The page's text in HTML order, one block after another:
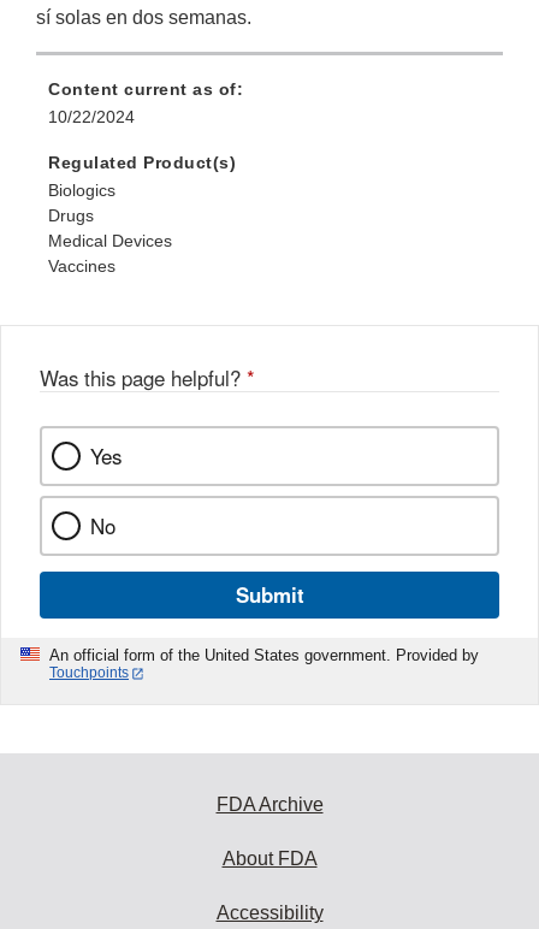
sí solas en dos semanas.
Content current as of:
10/22/2024
Regulated Product(s)
Biologics
Drugs
Medical Devices
Vaccines
Was this page helpful? *
Yes
No
Submit
An official form of the United States government. Provided by
Touchpoints
FDA Archive
About FDA
Accessibility